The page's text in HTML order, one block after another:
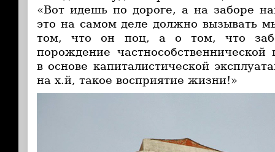
«Вот идешь по дороге, а на заборе
это на самом деле должно вызывать
том, что он поц, а о том, что
порождение
в основе капиталистической
на х.й, такое восприятие жизни!»